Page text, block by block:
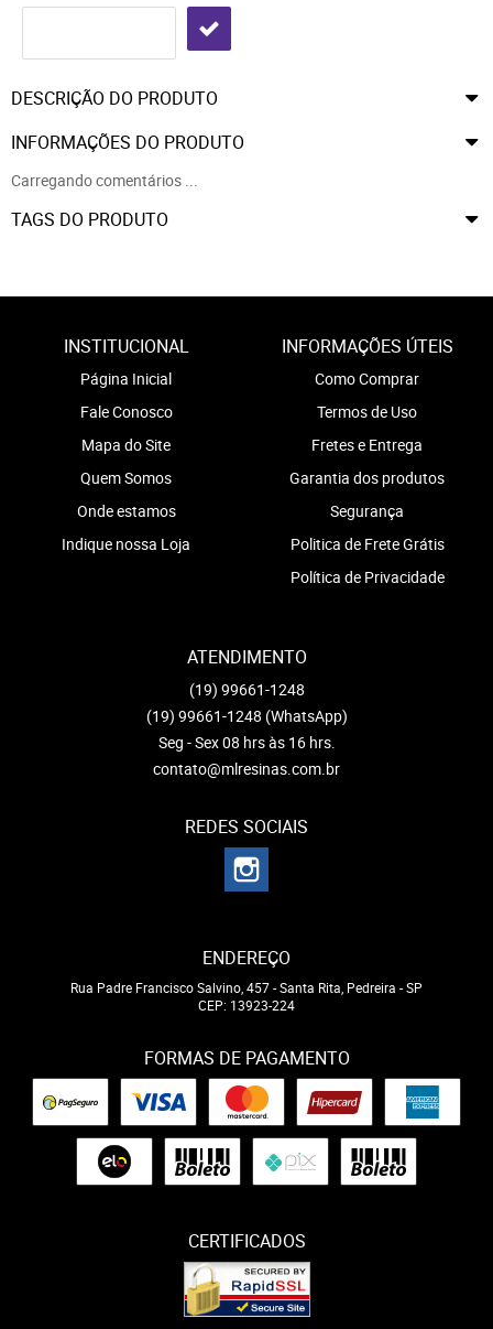
DESCRIÇÃO DO PRODUTO
INFORMAÇÕES DO PRODUTO
Carregando comentários ...
TAGS DO PRODUTO
INSTITUCIONAL
Página Inicial
Fale Conosco
Mapa do Site
Quem Somos
Onde estamos
Indique nossa Loja
INFORMAÇÕES ÚTEIS
Como Comprar
Termos de Uso
Fretes e Entrega
Garantia dos produtos
Segurança
Politica de Frete Grátis
Política de Privacidade
ATENDIMENTO
(19) 99661-1248
(19) 99661-1248 (WhatsApp)
Seg - Sex 08 hrs às 16 hrs.
contato@mlresinas.com.br
REDES SOCIAIS
ENDEREÇO
Rua Padre Francisco Salvino, 457-Santa Rita, Pedreira -SP
CEP: 13923-224
FORMAS DE PAGAMENTO
CERTIFICADOS